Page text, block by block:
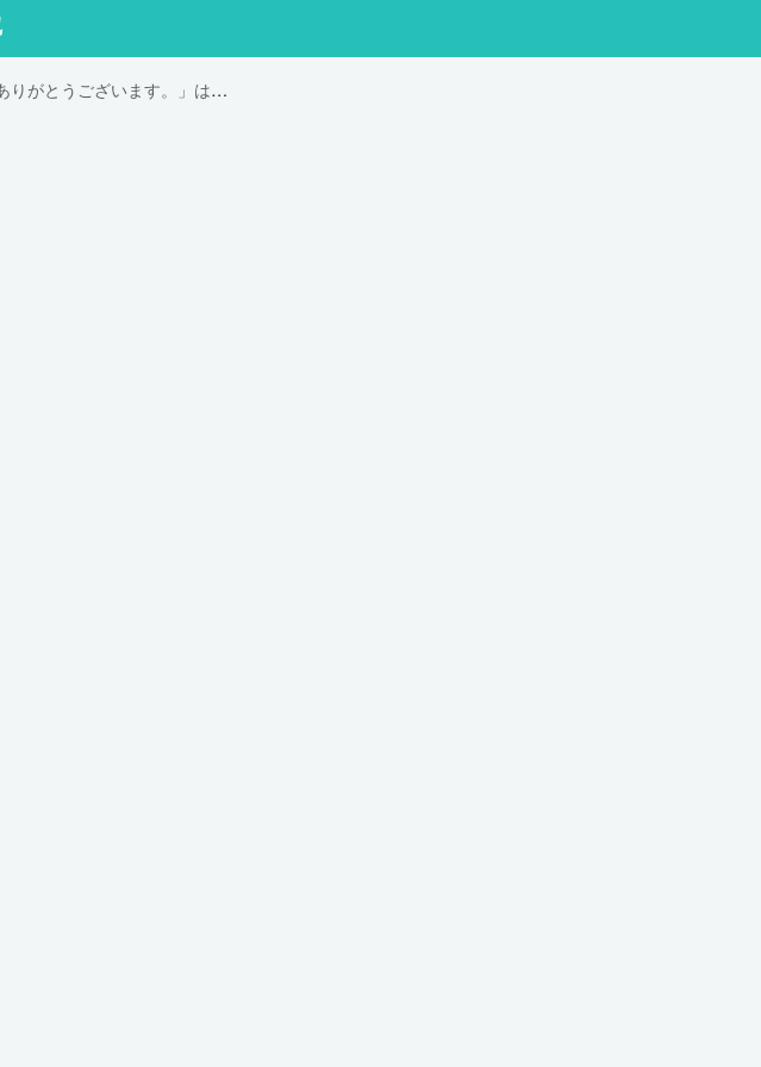
「滞在中のサポートありがとうございます。」は英語で "Thank you for all your help and support during my stay. "